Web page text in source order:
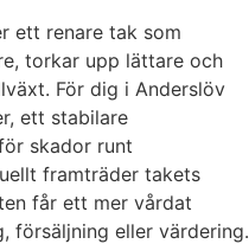
ett renare tak som
torkar upp lättare och
För dig i Anderslöv
ett stabilare
skador runt
framträder takets
får ett mer vårdat
försäljning eller värdering.